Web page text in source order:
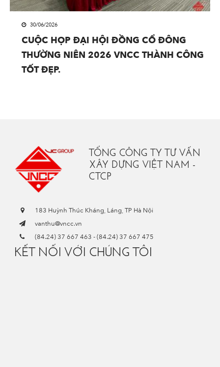
30/06/2026
CUỘC HỌP ĐẠI HỘI ĐỒNG CỔ ĐÔNG
THƯỜNG NIÊN 2026 VNCC THÀNH CÔNG
TỐT ĐẸP.
TỔNG CÔNG TY TƯ VẤN
XÂY DỰNG VIỆT NAM -
CTCP
183 Huỳnh Thúc Kháng, Láng, TP Hà Nội
vanthu@vncc.vn
(84.24) 37 667 463 -(84.24) 37 667 475
KẾT NỐI VỚI CHÚNG TÔI